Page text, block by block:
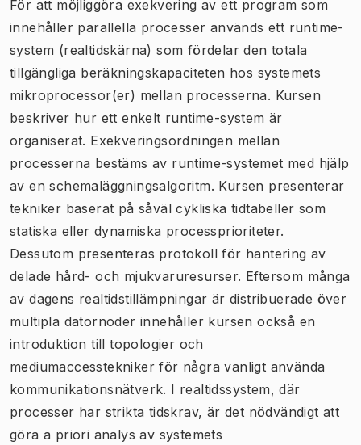
För att möjliggöra exekvering av ett program som
innehåller parallella processer används ett runtime-
system (realtidskärna) som fördelar den totala
tillgängliga beräkningskapaciteten hos systemets
mikroprocessor(er) mellan processerna. Kursen
beskriver hur ett enkelt runtime-system är
organiserat. Exekveringsordningen mellan
processerna bestäms av runtime-systemet med hjälp
av en schemaläggningsalgoritm. Kursen presenterar
tekniker baserat på såväl cykliska tidtabeller som
statiska eller dynamiska processprioriteter.
Dessutom presenteras protokoll för hantering av
delade hård- och mjukvaruresurser. Eftersom många
av dagens realtidstillämpningar är distribuerade över
multipla datornoder innehåller kursen också en
introduktion till topologier och
mediumaccesstekniker för några vanligt använda
kommunikationsnätverk. I realtidssystem, där
processer har strikta tidskrav, är det nödvändigt att
göra a priori analys av systemets